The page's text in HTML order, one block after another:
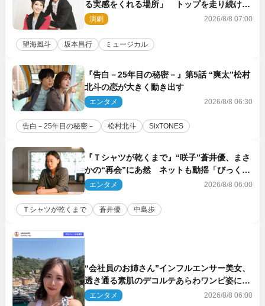
る実感をくれる場所」 トップを走り続ける
原動力を語る
演劇 2026/8/8 07:00
望海風斗 坂本昌行 ミュージカル
『告白－25年目の秘密－』第5話 “爽太”松村
北斗の恋が大きく動き出す
エンタメ 2026/8/8 06:30
告白－25年目の秘密－ 松村北斗 SixTONES
『Ｔシャツが乾くまで』“咲子”蒼井優、まさ
かの“再会”にあ然 ネットも動揺「びっくり
した!!」「今さら?!」（ネタバレあり）
エンタメ 2026/8/8 06:00
Ｔシャツが乾くまで 蒼井優 中島歩
“会社員のお姉さん”インフルエンサー美女、
透き通る素肌のデコルテあらわワンピ姿に反
響エンタメ 2026/8/8 06:00